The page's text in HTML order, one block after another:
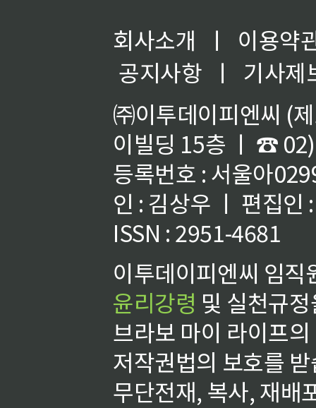
회사소개 ㅣ
이용약
공지사항
ㅣ
기사제
㈜이투데이피엔씨 (
이빌딩 15층 ㅣ ☎
등록번호 : 서울아
인 : 김상우 ㅣ 편집인
ISSN : 2951-4681
이투데이피엔씨 임
윤리강령 및 실천규
브라보 마이 라이프
저작권법의 보호를
무단전재, 복사, 재배